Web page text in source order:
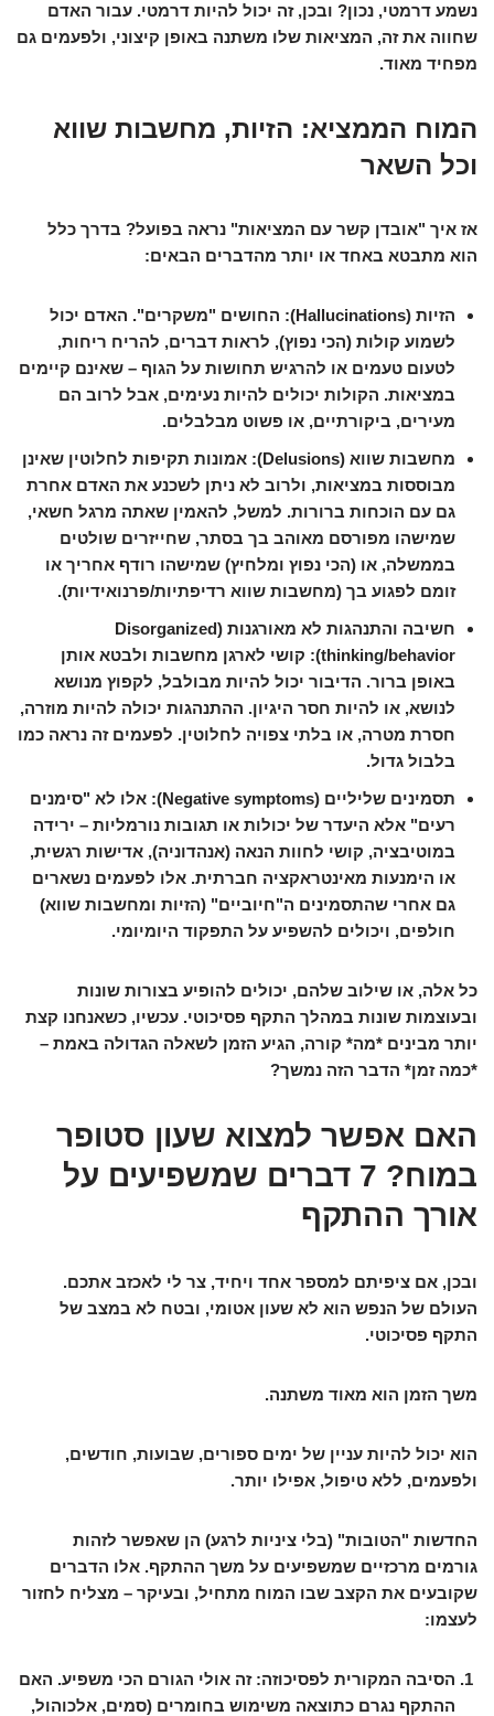
נשמע דרמטי, נכון? ובכן, זה יכול להיות דרמטי. עבור האדם
שחווה את זה, המציאות שלו משתנה באופן קיצוני, ולפעמים גם
מפחיד מאוד.
המוח הממציא: הזיות, מחשבות שווא
וכל השאר
אז איך "אובדן קשר עם המציאות" נראה בפועל? בדרך כלל
הוא מתבטא באחד או יותר מהדברים הבאים:
הזיות (Hallucinations):
החושים "משקרים". האדם יכול
לשמוע קולות (הכי נפוץ), לראות דברים, להריח ריחות,
לטעום טעמים או להרגיש תחושות על הגוף – שאינם קיימים
במציאות. הקולות יכולים להיות נעימים, אבל לרוב הם
מעירים, ביקורתיים, או פשוט מבלבלים.
מחשבות שווא (Delusions):
אמונות תקיפות לחלוטין שאינן
מבוססות במציאות, ולרוב לא ניתן לשכנע את האדם אחרת
גם עם הוכחות ברורות. למשל, להאמין שאתה מרגל חשאי,
שמישהו מפורסם מאוהב בך בסתר, שחייזרים שולטים
בממשלה, או (הכי נפוץ ומלחיץ) שמישהו רודף אחריך או
זומם לפגוע בך (מחשבות שווא רדיפתיות/פרנואידיות).
חשיבה והתנהגות לא מאורגנות (Disorganized
thinking/behavior):
קושי לארגן מחשבות ולבטא אותן
באופן ברור. הדיבור יכול להיות מבולבל, לקפוץ מנושא
לנושא, או להיות חסר היגיון. ההתנהגות יכולה להיות מוזרה,
חסרת מטרה, או בלתי צפויה לחלוטין. לפעמים זה נראה כמו
בלבול גדול.
תסמינים שליליים (Negative symptoms):
אלו לא "סימנים
רעים" אלא היעדר של יכולות או תגובות נורמליות – ירידה
במוטיבציה, קושי לחוות הנאה (אנהדוניה), אדישות רגשית,
או הימנעות מאינטראקציה חברתית. אלו לפעמים נשארים
גם אחרי שהתסמינים ה"חיוביים" (הזיות ומחשבות שווא)
חולפים, ויכולים להשפיע על התפקוד היומיומי.
כל אלה, או שילוב שלהם, יכולים להופיע בצורות שונות
ובעוצמות שונות במהלך התקף פסיכוטי. עכשיו, כשאנחנו קצת
יותר מבינים *מה* קורה, הגיע הזמן לשאלה הגדולה באמת –
*כמה זמן* הדבר הזה נמשך?
האם אפשר למצוא שעון סטופר
במוח? 7 דברים שמשפיעים על
אורך ההתקף
ובכן, אם ציפיתם למספר אחד ויחיד, צר לי לאכזב אתכם.
העולם של הנפש הוא לא שעון אטומי, ובטח לא במצב של
התקף פסיכוטי.
משך הזמן הוא מאוד משתנה.
הוא יכול להיות עניין של ימים ספורים, שבועות, חודשים,
ולפעמים, ללא טיפול, אפילו יותר.
החדשות "הטובות" (בלי ציניות לרגע) הן שאפשר לזהות
גורמים מרכזיים שמשפיעים על משך ההתקף. אלו הדברים
שקובעים את הקצב שבו המוח מתחיל, ובעיקר – מצליח לחזור
לעצמו:
הסיבה המקורית לפסיכוזה: זה אולי הגורם הכי משפיע. האם
ההתקף נגרם כתוצאה משימוש בחומרים (סמים, אלכוהול,